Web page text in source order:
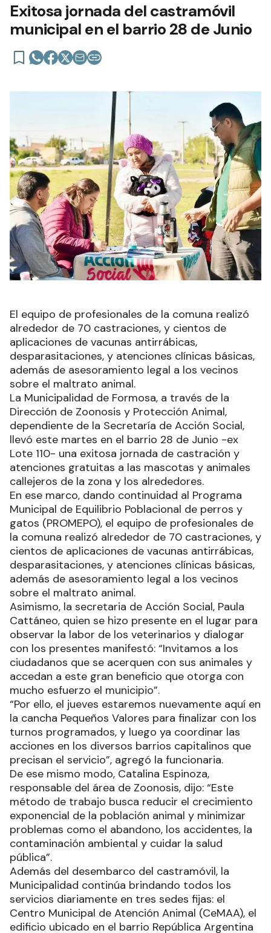
Exitosa jornada del castramóvil
municipal en el barrio 28 de Junio
El equipo de profesionales de la comuna realizó
alrededor de 70 castraciones, y cientos de
aplicaciones de vacunas antirrábicas,
desparasitaciones, y atenciones clínicas básicas,
además de asesoramiento legal a los vecinos
sobre el maltrato animal.
La Municipalidad de Formosa, a través de la
Dirección de Zoonosis y Protección Animal,
dependiente de la Secretaría de Acción Social,
llevó este martes en el barrio 28 de Junio -ex
Lote 110- una exitosa jornada de castración y
atenciones gratuitas a las mascotas y animales
callejeros de la zona y los alrededores.
En ese marco, dando continuidad al Programa
Municipal de Equilibrio Poblacional de perros y
gatos (PROMEPO), el equipo de profesionales de
la comuna realizó alrededor de 70 castraciones, y
cientos de aplicaciones de vacunas antirrábicas,
desparasitaciones, y atenciones clínicas básicas,
además de asesoramiento legal a los vecinos
sobre el maltrato animal.
Asimismo, la secretaria de Acción Social, Paula
Cattáneo, quien se hizo presente en el lugar para
observar la labor de los veterinarios y dialogar
con los presentes manifestó: “Invitamos a los
ciudadanos que se acerquen con sus animales y
accedan a este gran beneficio que otorga con
mucho esfuerzo el municipio”.
“Por ello, el jueves estaremos nuevamente aquí en
la cancha Pequeños Valores para finalizar con los
turnos programados, y luego ya coordinar las
acciones en los diversos barrios capitalinos que
precisan el servicio”, agregó la funcionaria.
De ese mismo modo, Catalina Espinoza,
responsable del área de Zoonosis, dijo: “Este
método de trabajo busca reducir el crecimiento
exponencial de la población animal y minimizar
problemas como el abandono, los accidentes, la
contaminación ambiental y cuidar la salud
pública”.
Además del desembarco del castramóvil, la
Municipalidad continúa brindando todos los
servicios diariamente en tres sedes fijas: el
Centro Municipal de Atención Animal (CeMAA), el
edificio ubicado en el barrio República Argentina